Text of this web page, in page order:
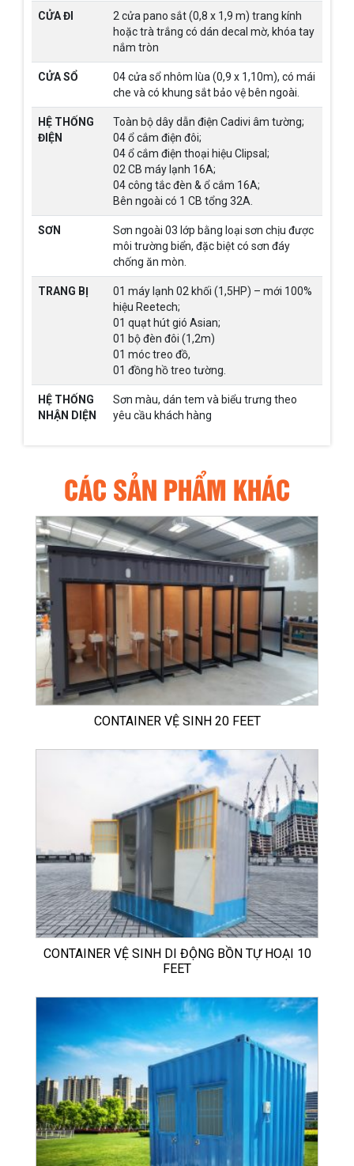
CỬA ĐI
2 cửa pano sắt (0,8 x 1,9 m) trang kính
hoặc trà trắng có dán decal mờ, khóa tay
nắm tròn
CỬA SỔ
04 cửa sổ nhôm lùa (0,9 x 1,10m), có mái
che và có khung sắt bảo vệ bên ngoài.
HỆ THỐNG
ĐIỆN
Toàn bộ dây dẫn điện Cadivi âm tường;
04 ổ cắm điện đôi;
04 ổ cắm điện thoại hiệu Clipsal;
02 CB máy lạnh 16A;
04 công tắc đèn & ổ cắm 16A;
Bên ngoài có 1 CB tổng 32A.
SƠN
Sơn ngoài 03 lớp bằng loại sơn chịu được
môi trường biển, đặc biệt có sơn đáy
chống ăn mòn.
TRANG BỊ
01 máy lạnh 02 khối (1,5HP) – mới 100%
hiệu Reetech;
01 quạt hút gió Asian;
01 bộ đèn đôi (1,2m)
01 móc treo đồ,
01 đồng hồ treo tường.
HỆ THỐNG
NHẬN DIỆN
Sơn màu, dán tem và biểu trưng theo
yêu cầu khách hàng
CÁC SẢN PHẨM KHÁC
CONTAINER VỆ SINH 20 FEET
CONTAINER VỆ SINH DI ĐỘNG BỒN TỰ HOẠI 10
FEET